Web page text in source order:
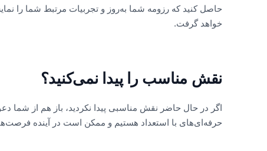
حاصل کنید که رزومه شما به‌روز و تجربیات مرتبط شما را
خواهد گرفت.
نقش مناسب را پیدا نمی‌کنید؟
اگر در حال حاضر نقش مناسبی پیدا نکردید، باز هم از شما
حرفه‌ای‌های با استعداد هستیم و ممکن است در آینده